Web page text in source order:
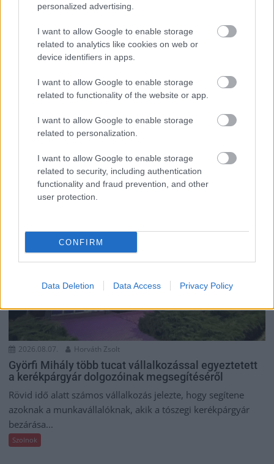
personalized advertising.
I want to allow Google to enable storage
related to analytics like cookies on web or
device identifiers in apps.
I want to allow Google to enable storage
related to functionality of the website or app.
I want to allow Google to enable storage
related to personalization.
I want to allow Google to enable storage
related to security, including authentication
functionality and fraud prevention, and other
user protection.
CONFIRM
Data Deletion Data Access Privacy Policy
Farkas András
Ön szerint hogy készül a hamisítatlan szolnoki
habos isler?
szeretnek, és amelyet sokan ma is próbálnak otthon
újraalkotni....
2026.08.07. Horváth Zsolt
Györfi Mihály több tucat vállalkozással egyeztetett
a kerékpárgyár dolgozóinak megsegítéséről
Rövid idő alatt számos vállalkozás jelezte, hogy segítene
azoknak a munkavállalóknak, akik a tószegi kerékpárgyár
bezárása...
Szolnok